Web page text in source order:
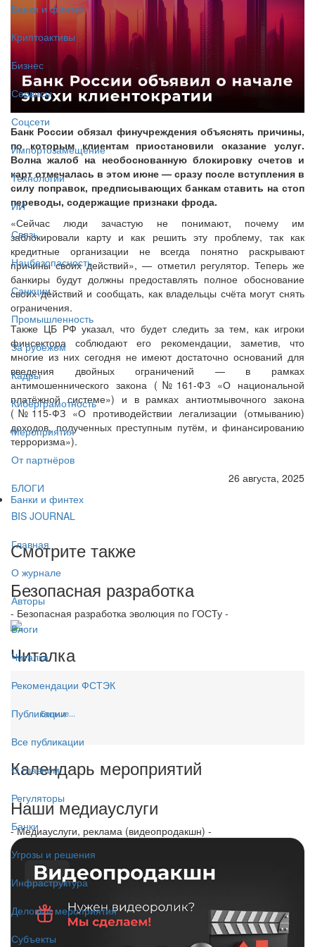
Банки и финтех
Криптоактивы
Бизнес
Сервисы
Соцсети
Импортозамещение
Технологии
ИИ
Связь
Нацбезопасность
Санкции
Промышленность
За рубежом
Кадры
Киберграмотность
Мероприятия
От партнёров
БЛОГИ
BIS JOURNAL
Главная
О журнале
Авторы
Блоги
Читалка
Рекомендации ФСТЭК
Публикации
Все публикации
О главном
Регуляторы
Банки
Угрозы и решения
Инфраструктура
Деловые мероприятия
Субъекты
Банк России обязал финучреждения объяснять причины,
по которым клиентам приостановили оказание услуг.
Волна жалоб на необоснованную блокировку счетов и
карт отмечалась в этом июне — сразу после вступления в
силу поправок, предписывающих банкам ставить на стоп
переводы, содержащие признаки фрода.
«Сейчас люди зачастую не понимают, почему им
заблокировали карту и как решить эту проблему, так как
кредитные организации не всегда понятно раскрывают
причины своих действий», — отметил регулятор. Теперь же
банкиры будут должны предоставлять полное обоснование
своих действий и сообщать, как владельцы счёта могут снять
ограничения.
Также ЦБ РФ указал, что будет следить за тем, как игроки
финсектора соблюдают его рекомендации, заметив, что
многие из них сегодня не имеют достаточно оснований для
введения двойных ограничений — в рамках
антимошеннического закона (№161-ФЗ «О национальной
платёжной системе») и в рамках антиотмывочного закона
(№115-ФЗ «О противодействии легализации (отмыванию)
доходов, полученных преступным путём, и финансированию
терроризма»).
26 августа, 2025
Банки и финтех
Смотрите также
Безопасная разработка
- Безопасная разработка эволюция по ГОСТу -
Читалка
Больше...
Календарь мероприятий
Наши медиауслуги
- Медиауслуги, реклама (видеопродакшн) -